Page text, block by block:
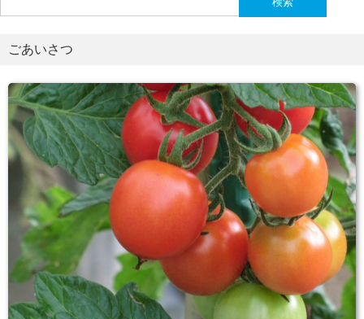
索:
ごあいさつ